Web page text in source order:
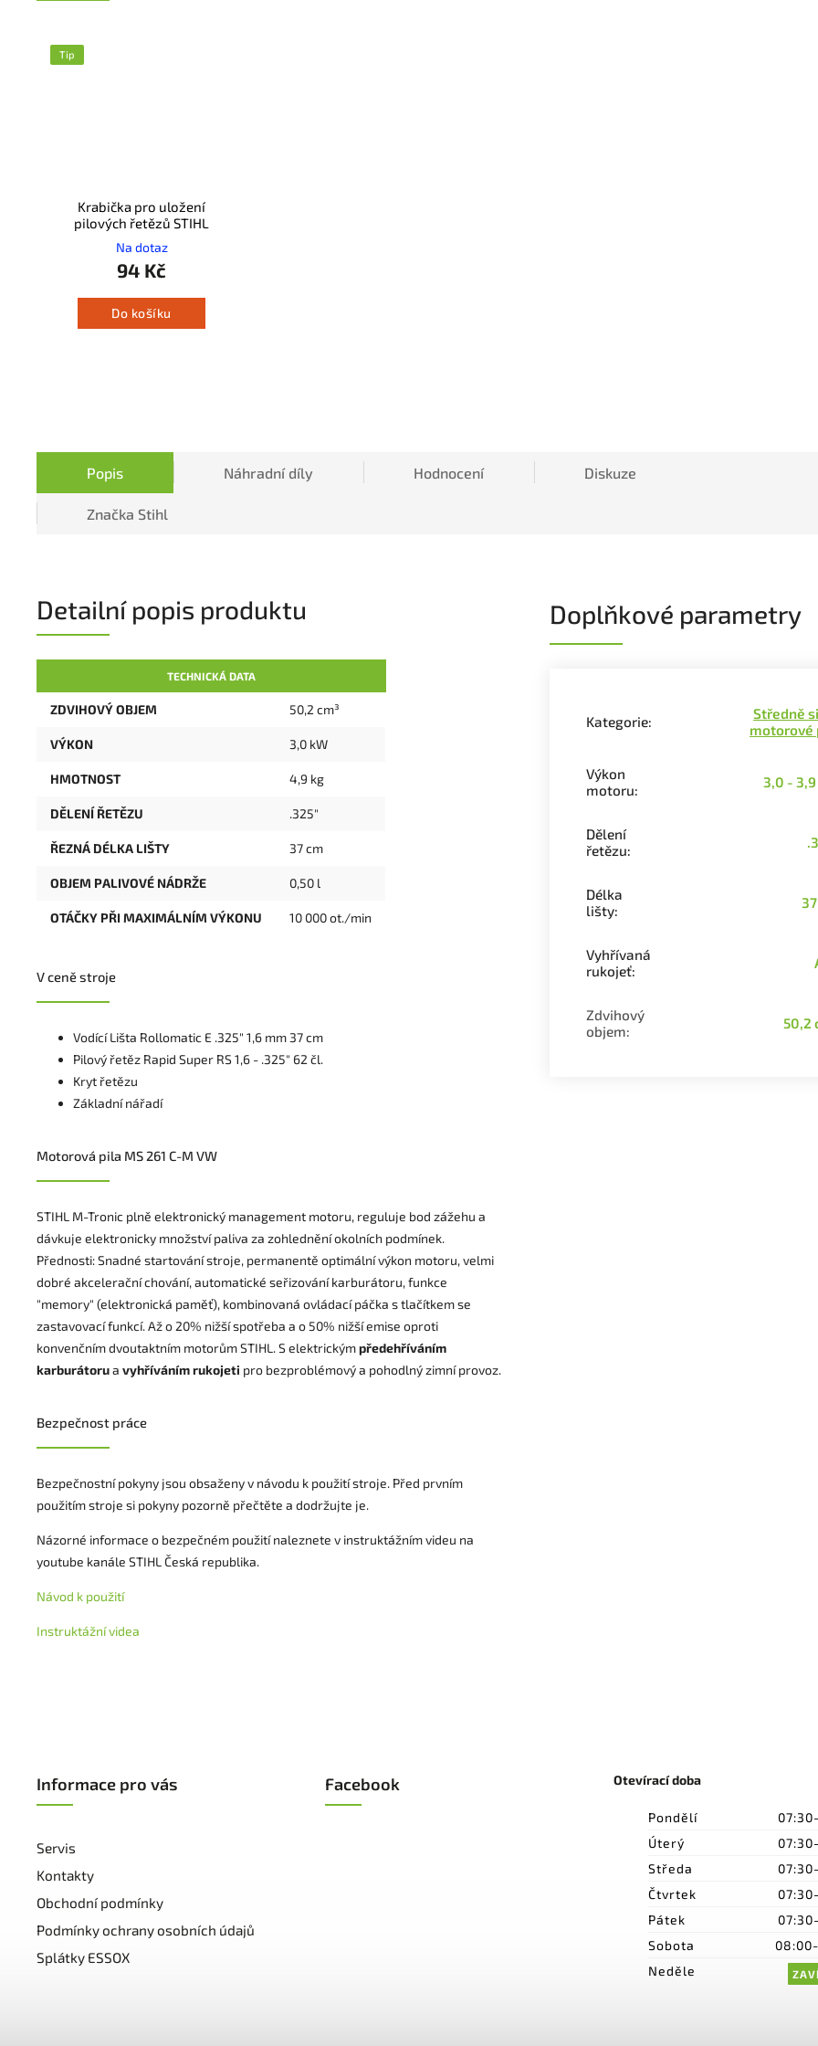
Tip
Krabička pro uložení
pilových řetězů STIHL
Na dotaz
94 Kč
Do košíku
Popis Náhradní díly Hodnocení Diskuze
Značka Stihl
Detailní popis produktu
TECHNICKÁ DATA
ZDVIHOVÝ OBJEM 50,2 cm³
VÝKON 3,0 kW
HMOTNOST 4,9 kg
DĚLENÍ ŘETĚZU .325"
ŘEZNÁ DÉLKA LIŠTY 37 cm
OBJEM PALIVOVÉ NÁDRŽE 0,50 l
OTÁČKY PŘI MAXIMÁLNÍM VÝKONU 10 000 ot./min
V ceně stroje
Vodící Lišta Rollomatic E .325" 1,6 mm 37 cm
Pilový řetěz Rapid Super RS 1,6 - .325" 62 čl.
Kryt řetězu
Základní nářadí
Motorová pila MS 261 C-M VW
STIHL M-Tronic plně elektronický management motoru, reguluje bod zážehu a
dávkuje elektronicky množství paliva za zohlednění okolních podmínek.
Přednosti: Snadné startování stroje, permanentě optimální výkon motoru, velmi
dobré akcelerační chování, automatické seřizování karburátoru, funkce
"memory" (elektronická paměť), kombinovaná ovládací páčka s tlačítkem se
zastavovací funkcí. Až o 20% nižší spotřeba a o 50% nižší emise oproti
konvenčním dvoutaktním motorům STIHL. S elektrickýmpředehříváním
karburátorua vyhříváním rukojeti pro bezproblémový a pohodlný zimní provoz.
Bezpečnost práce
Bezpečnostní pokyny jsou obsaženy v návodu k použití stroje. Před prvním
použitím stroje si pokyny pozorně přečtěte a dodržujte je.
Názorné informace o bezpečném použití naleznete v instruktážním videu na
youtube kanále STIHL Česká republika.
Návod k použití
Instruktážní videa
Doplňkové parametry
Kategorie:
Středně
motorové
Výkon
motoru: 3,0 -
Dělení
řetězu:
Délka
lišty:
Vyhřívaná
rukojeť:
Zdvihový
objem: 50,2
Informace pro vás
Servis
Kontakty
Obchodní podmínky
Podmínky ochrany osobních údajů
Splátky ESSOX
Facebook Otevírací doba
Pondělí
Úterý
Středa
Čtvrtek
Pátek
Sobota
Neděle